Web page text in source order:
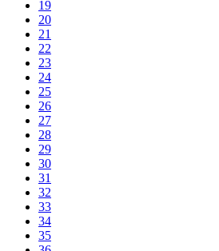
19
20
21
22
23
24
25
26
27
28
29
30
31
32
33
34
35